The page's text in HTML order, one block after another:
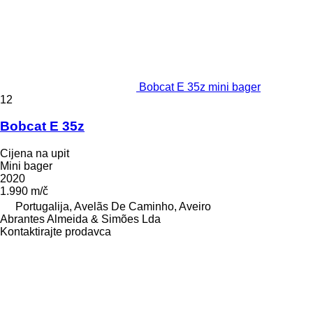
Bobcat E 35z mini bager
12
Bobcat E 35z
Cijena na upit
Mini bager
2020
1.990 m/č
Portugalija, Avelãs De Caminho, Aveiro
Abrantes Almeida & Simões Lda
Kontaktirajte prodavca